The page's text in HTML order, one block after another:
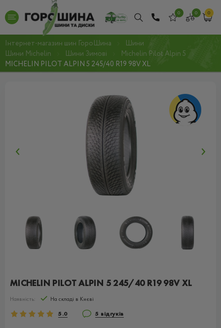
0 0 0
Інтернет-магазин шин ГороШина
Шини
Шини Michelin
Шини Зимові
Michelin Pilot Alpin 5
MICHELIN PILOT ALPIN 5 245/40 R19 98V XL
MICHELIN PILOT ALPIN 5 245/40 R19 98V XL
Наявність:
На складі в Києві
5.0
5 відгуків